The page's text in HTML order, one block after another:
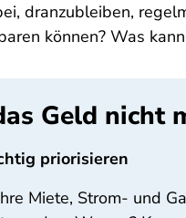
dranzubleiben,
können? Was
Geld nicht
priorisieren
Miete, Strom- und